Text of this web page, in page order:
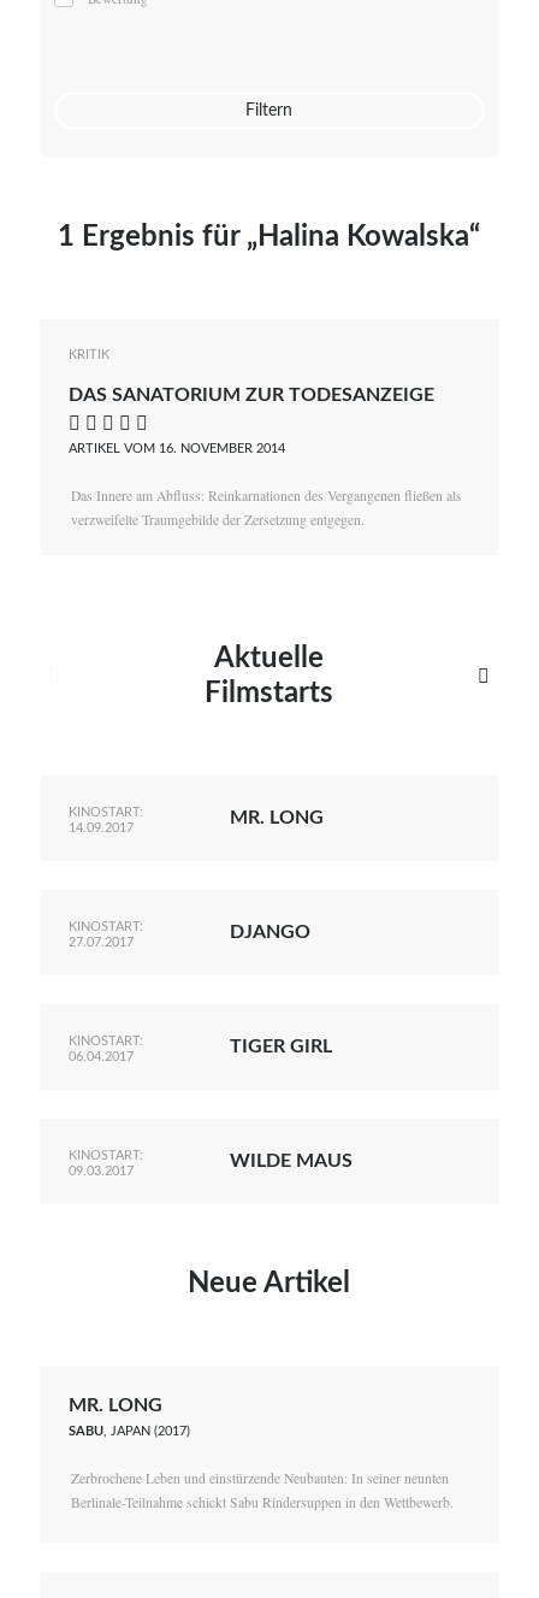
Mato von Vogelstein
Filtern
1 Ergebnis für „Halina Kowalska“
KRITIK
DAS SANATORIUM ZUR TODESANZEIGE
    
ARTIKEL VOM 16. NOVEMBER 2014
Das Innere am Abfluss: Reinkarnationen des Vergangenen fließen als
verzweifelte Traumgebilde der Zersetzung entgegen.
Aktuelle
Filmstarts

KINOSTART:
14.09.2017
MR. LONG
KINOSTART:
27.07.2017
DJANGO
KINOSTART:
06.04.2017
TIGER GIRL
KINOSTART:
09.03.2017
WILDE MAUS
Neue Artikel
MR. LONG
SABU, JAPAN (2017)
Zerbrochene Leben und einstürzende Neubauten: In seiner neunten
Berlinale-Teilnahme schickt Sabu Rindersuppen in den Wettbewerb.